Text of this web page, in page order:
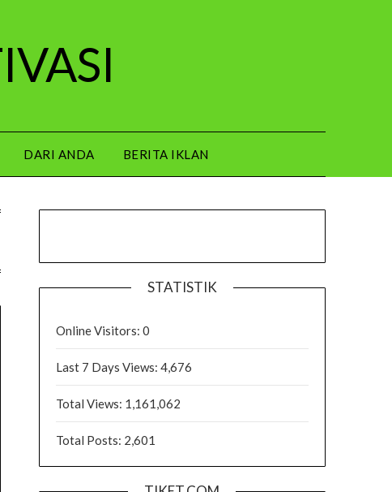
DARI ANDA BERITA IKLAN
STATISTIK
Online Visitors: 0
Last 7 Days Views: 4,676
Total Views: 1,161,062
Total Posts: 2,601